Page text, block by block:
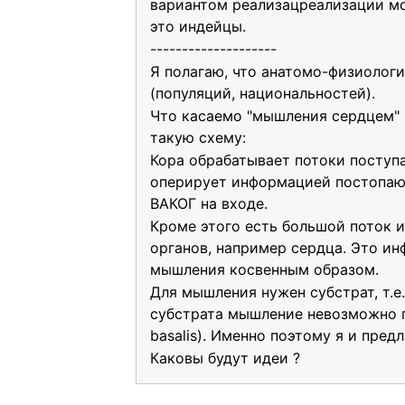
вариантом реализацреализации
это индейцы.
--------------------
Я полагаю, что анатомо-
(популяций, национальностей).
Что касаемо "мышления
такую схему:
Кора обрабатывает потоки
оперирует информацией
ВАКОГ на входе.
Кроме этого есть большой
органов, например сердца. Это
мышления косвенным образом.
Для мышления нужен субстрат,
субстрата мышление невозможно
basalis). Именно поэтому я и
Каковы будут идеи ?